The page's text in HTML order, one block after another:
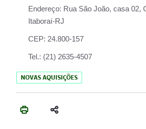
Endereço: Rua São João, casa 02,
Itaboraí-RJ
CEP: 24.800-157
Tel.: (21) 2635-4507
NOVAS AQUISIÇÕES